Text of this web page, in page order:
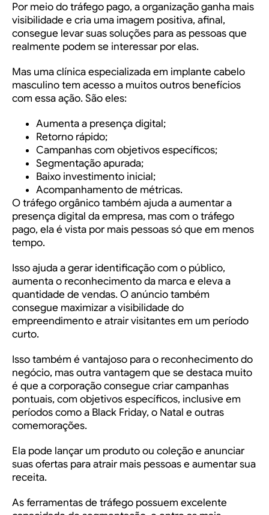
Por meio do tráfego pago, a organização ganha mais
visibilidade e cria uma imagem positiva, afinal,
consegue levar suas soluções para as pessoas que
realmente podem se interessar por elas.
Mas uma clínica especializada em implante cabelo
masculinotem acesso a muitos outros benefícios
com essa ação. São eles:
Aumenta a presença digital;
Retorno rápido;
Campanhas com objetivos específicos;
Segmentação apurada;
Baixo investimento inicial;
Acompanhamento de métricas.
O tráfego orgânico também ajuda a aumentar a
presença digital da empresa, mas com o tráfego
pago, ela é vista por mais pessoas só que em menos
tempo.
Isso ajuda a gerar identificação com o público,
aumenta o reconhecimento da marca e eleva a
quantidade de vendas. O anúncio também
consegue maximizar a visibilidade do
empreendimento e atrair visitantes em um período
curto.
Isso também é vantajoso para o reconhecimento do
negócio, mas outra vantagem que se destaca muito
é que a corporação consegue criar campanhas
pontuais, com objetivos específicos, inclusive em
períodos como a Black Friday, o Natal e outras
comemorações.
Ela pode lançar um produto ou coleção e anunciar
suas ofertas para atrair mais pessoas e aumentar sua
receita.
As ferramentas de tráfego possuem excelente